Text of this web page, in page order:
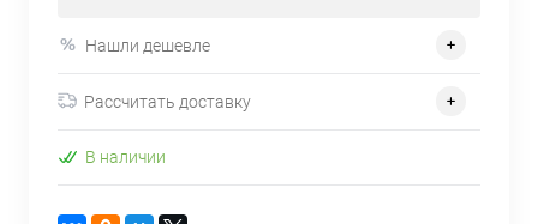
Нашли дешевле
Рассчитать доставку
В наличии